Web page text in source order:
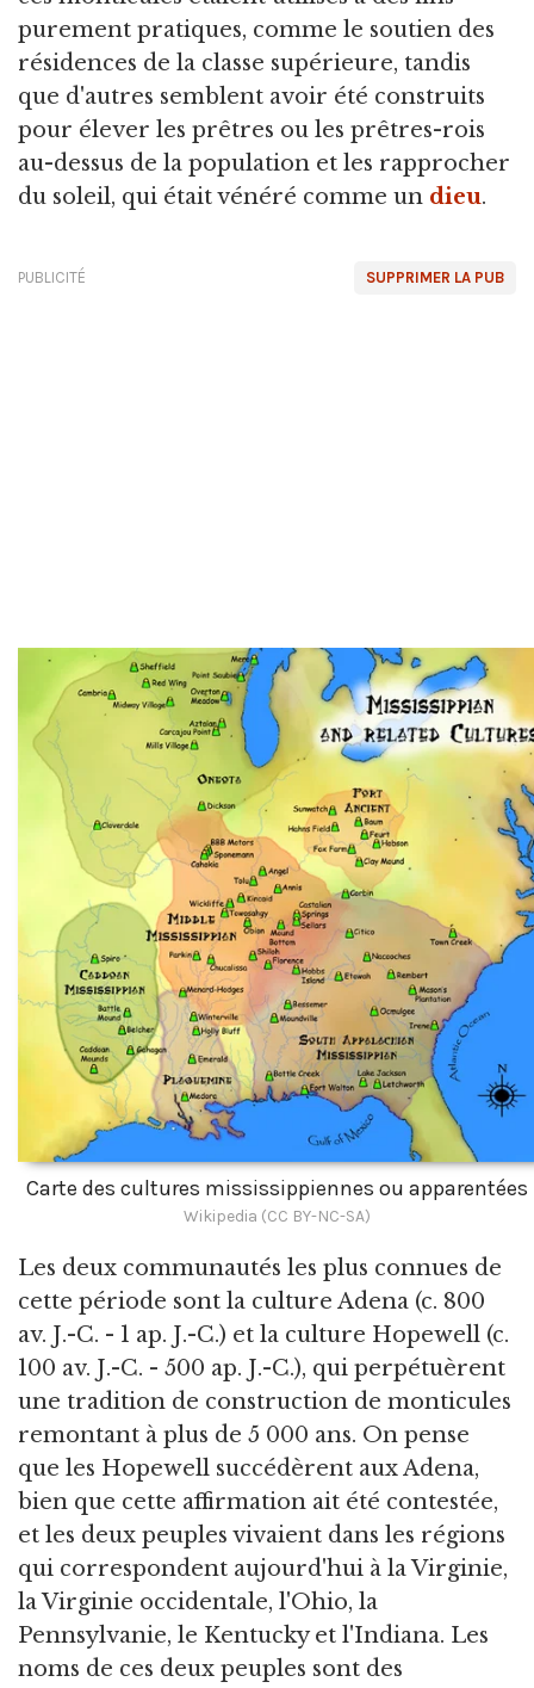
purement pratiques, comme le soutien des
résidences de la classe supérieure, tandis
que d'autres semblent avoir été construits
pour élever les prêtres ou les prêtres-rois
au-dessus de la population et les rapprocher
du soleil, qui était vénéré comme un dieu.
SUPPRIMER LA PUB
PUBLICITÉ
Carte des cultures mississippiennes ou apparentées
Wikipedia (CC BY-NC-SA)
Les deux communautés les plus connues de
cette période sont la culture Adena (c. 800
av. J.-C. - 1 ap. J.-C.) et la culture Hopewell (c.
100 av. J.-C. - 500 ap. J.-C.), qui perpétuèrent
une tradition de construction de monticules
remontant à plus de 5 000 ans. On pense
que les Hopewell succédèrent aux Adena,
bien que cette affirmation ait été contestée,
et les deux peuples vivaient dans les régions
qui correspondent aujourd'hui à la Virginie,
la Virginie occidentale, l'Ohio, la
Pennsylvanie, le Kentucky et l'Indiana. Les
noms de ces deux peuples sont des